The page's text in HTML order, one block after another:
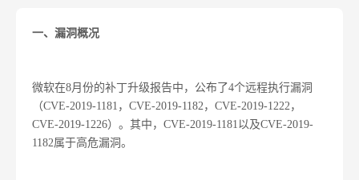
一、漏洞概况
微软在8月份的补丁升级报告中，公布了4个远程执行漏洞
（CVE-2019-1181，CVE-2019-1182，CVE-2019-1222，
CVE-2019-1226）。其中，CVE-2019-1181以及CVE-2019-
1182属于高危漏洞。